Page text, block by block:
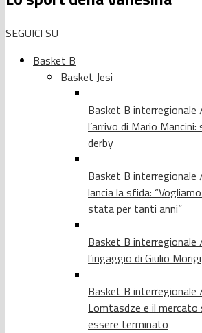
SEGUICI SU
Basket B
Basket Jesi
Basket B interregionale
l’arrivo di Mario
derby
Basket B interregionale
lancia la sfida:
stata per tanti anni”
Basket B interregionale
l’ingaggio di Giulio Morigi
Basket B interregionale
Lomtasdze e il mercato
essere terminato